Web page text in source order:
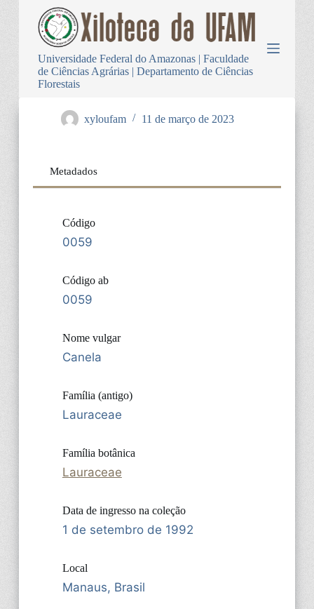
Universidade Federal do Amazonas | Faculdade
de Ciências Agrárias | Departamento de Ciências
Florestais
xyloufam 11 de março de 2023
Metadados
Código
0059
Código ab
0059
Nome vulgar
Canela
Família (antigo)
Lauraceae
Família botânica
Lauraceae
Data de ingresso na coleção
1 de setembro de 1992
Local
Manaus, Brasil